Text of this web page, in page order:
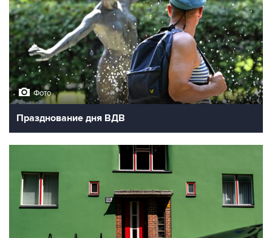
Фото
Празднование дня ВДВ